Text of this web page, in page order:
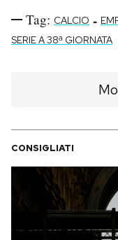
Tag: CALCIO -
SERIE A 38ª GIORNATA
CONSIGLIATI